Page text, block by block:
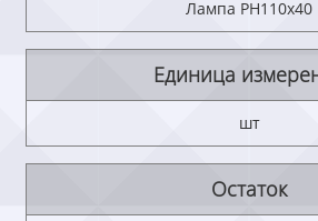
Лампа РН110х40
Единица
шт
Остаток